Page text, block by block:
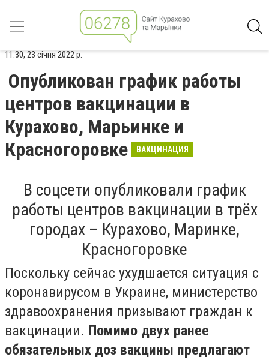
11:30, 23 січня 2022 р.
Опубликован график работы
центров вакцинации в
Курахово, Марьинке и
Красногоровке
ВАКЦИНАЦИЯ
В соцсети опубликовали график
работы центров вакцинации в трёх
городах – Курахово, Маринке,
Красногоровке
Поскольку сейчас ухудшается ситуация с
коронавирусом в Украине, министерство
здравоохранения призывают граждан к
вакцинации. Помимо двух ранее
обязательных доз вакцины предлагают